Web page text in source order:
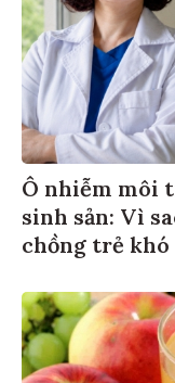
Ô nhiễm môi
sinh sản: Vì
chồng trẻ khó